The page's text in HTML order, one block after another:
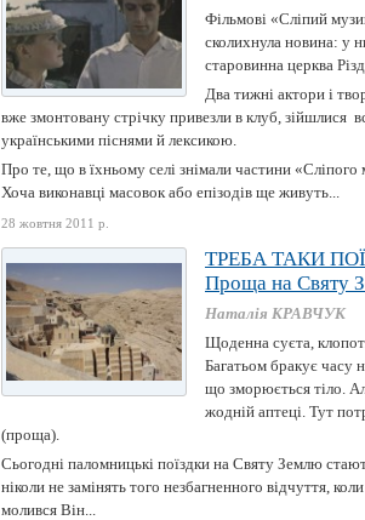
Фільмові «Сліпий
сколихнула новина: у
старовинна церква
Два тижні актори і
вже змонтовану стрічку привезли в клуб, зійшлися
українськими піснями й лексикою.
Про те, що в їхньому селі знімали частини
Хоча виконавці масовок або епізодів ще живуть...
28 жовтня 2011 р.
ТРЕБА ТАКИ
Проща на Святу
Наталія КРАВЧУК
Щоденна суєта,
Багатьом бракує часу
що зморюється тіло.
жодній аптеці. Тут
(проща).
Сьогодні паломницькі поїздки на Святу Землю
ніколи не замінять того незбагненного відчуття,
молився Він...